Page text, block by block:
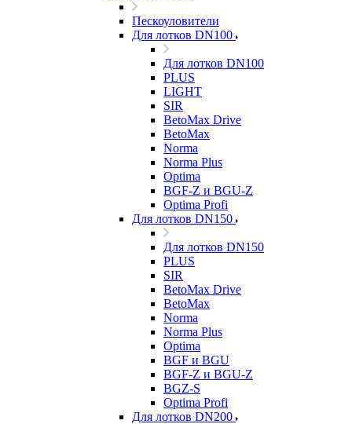
Пескоуловители
Для лотков DN100
Для лотков DN100
PLUS
LIGHT
SIR
BetoMax Drive
BetoMax
Norma
Norma Plus
Optima
BGF-Z и BGU-Z
Optima Profi
Для лотков DN150
Для лотков DN150
PLUS
SIR
BetoMax Drive
BetoMax
Norma
Norma Plus
Optima
BGF и BGU
BGF-Z и BGU-Z
BGZ-S
Optima Profi
Для лотков DN200